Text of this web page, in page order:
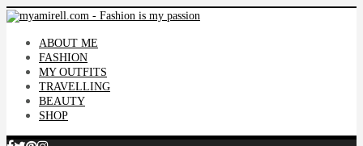
ABOUT ME
FASHION
MY OUTFITS
TRAVELLING
BEAUTY
SHOP